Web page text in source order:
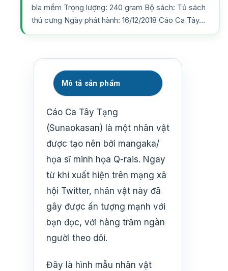
bìa mềm Trọng lượng: 240 gram Bộ sách: Tủ sách
thú cưng Ngày phát hành: 16/12/2018 Cáo Ca Tây…
Mô tả sản phẩm
Cáo Ca Tây Tạng
(Sunaokasan) là một nhân vật
được tạo nên bởi mangaka/
họa sĩ minh họa Q-rais. Ngay
từ khi xuất hiện trên mạng xã
hội Twitter, nhân vật này đã
gây được ấn tượng mạnh với
bạn đọc, với hàng trăm ngàn
người theo dõi.
Đây là hình mẫu nhân vật